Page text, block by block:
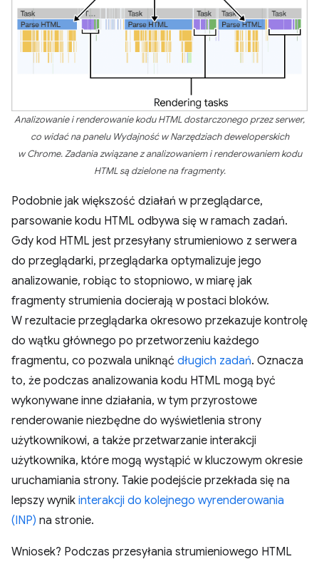
Analizowanie i renderowanie kodu HTML dostarczonego przez serwer,
co widać na panelu Wydajność w Narzędziach deweloperskich
w Chrome. Zadania związane z analizowaniem i renderowaniem kodu
HTML są dzielone na fragmenty.
Podobnie jak większość działań w przeglądarce,
parsowanie kodu HTML odbywa się w ramach zadań.
Gdy kod HTML jest przesyłany strumieniowo z serwera
do przeglądarki, przeglądarka optymalizuje jego
analizowanie, robiąc to stopniowo, w miarę jak
fragmenty strumienia docierają w postaci bloków.
W rezultacie przeglądarka okresowo przekazuje kontrolę
do wątku głównego po przetworzeniu każdego
fragmentu, co pozwala uniknąć długich zadań. Oznacza
to, że podczas analizowania kodu HTML mogą być
wykonywane inne działania, w tym przyrostowe
renderowanie niezbędne do wyświetlenia strony
użytkownikowi, a także przetwarzanie interakcji
użytkownika, które mogą wystąpić w kluczowym okresie
uruchamiania strony. Takie podejście przekłada się na
lepszy wynik interakcji do kolejnego wyrenderowania
(INP) na stronie.
Wniosek? Podczas przesyłania strumieniowego HTML